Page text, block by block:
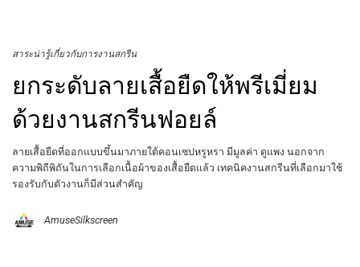
สาระน่ารู้เกี่ยวกับการงานสกรีน
ยกระดับลายเสื้อยืดให้พรีเมี่ยม
ด้วยงานสกรีนฟอยล์
ลายเสื้อยืดที่ออกแบบขึ้นมาภายใต้คอนเซปหรูหรา มีมูลค่า ดูแพง นอกจาก
ความพิถีพิถันในการเลือกเนื้อผ้าของเสื้อยืดแล้ว เทคนิคงานสกรีนที่เลือกมาใช้
รองรับกับตัวงานก็มีส่วนสำคัญ
AmuseSilkscreen